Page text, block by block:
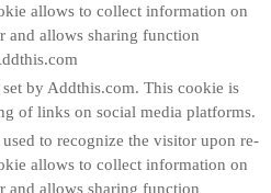
allows to collect information on
and allows sharing function
by Addthis.com. This cookie is
of links on social media platforms.
to recognize the visitor upon re-
allows to collect information on
and allows sharing function